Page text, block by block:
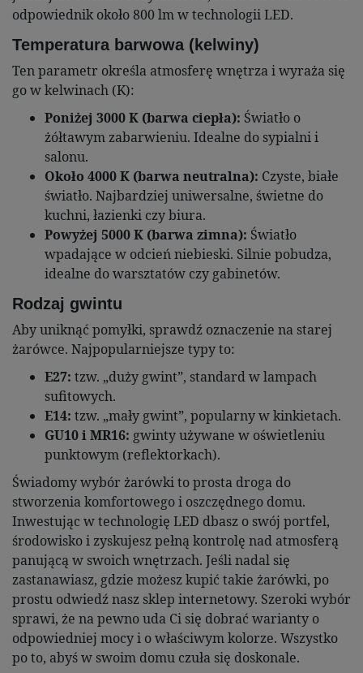
odpowiednik około 800 lm w technologii LED.
Temperatura barwowa (kelwiny)
Ten parametr określa atmosferę wnętrza i wyraża się
go w kelwinach (K):
Poniżej 3000 K (barwa ciepła): Światło o
żółtawym zabarwieniu. Idealne do sypialni i
salonu.
Około 4000 K (barwa neutralna): Czyste, białe
światło. Najbardziej uniwersalne, świetne do
kuchni, łazienki czy biura.
Powyżej 5000 K (barwa zimna): Światło
wpadające w odcień niebieski. Silnie pobudza,
idealne do warsztatów czy gabinetów.
Rodzaj gwintu
Aby uniknąć pomyłki, sprawdź oznaczenie na starej
żarówce. Najpopularniejsze typy to:
E27: tzw. „duży gwint”, standard w lampach
sufitowych.
E14: tzw. „mały gwint”, popularny w kinkietach.
GU10 i MR16: gwinty używane w oświetleniu
punktowym (reflektorkach).
Świadomy wybór żarówki to prosta droga do
stworzenia komfortowego i oszczędnego domu.
Inwestując w technologię LED dbasz o swój portfel,
środowisko i zyskujesz pełną kontrolę nad atmosferą
panującą w swoich wnętrzach. Jeśli nadal się
zastanawiasz, gdzie możesz kupić takie żarówki, po
prostu odwiedź nasz sklep internetowy. Szeroki wybór
sprawi, że na pewno uda Ci się dobrać warianty o
odpowiedniej mocy i o właściwym kolorze. Wszystko
po to, abyś w swoim domu czuła się doskonale.